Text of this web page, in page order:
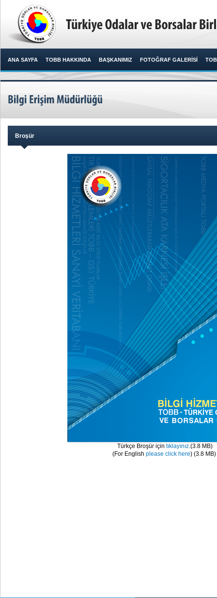
ANA SAYFA TOBB HAKKINDA BAŞKANIMIZ FOTOĞRAF GALERİSİ
Broşür
Türkçe Broşür için tıklayınız.(3.8 MB)
(For English please click here) (3.8 MB)